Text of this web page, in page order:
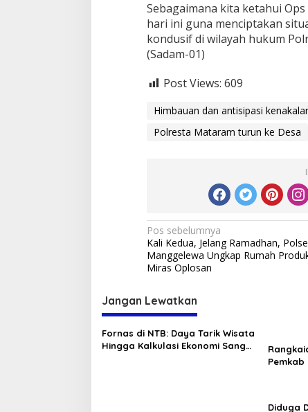
Sebagaimana kita ketahui
hari ini guna menciptakan
kondusif di wilayah hukum
(Sadam-01)
Post Views: 609
Himbauan dan antisipasi
Polresta Mataram turun ke Desa
Navigasi
pos
Pos sebelumnya
Kali Kedua, Jelang Ramadhan,
Manggelewa Ungkap Rumah
Miras Oplosan
Jangan Lewatkan
Fornas di NTB: Daya Tarik Wisata
Hingga Kalkulasi Ekonomi Sang
Diduga